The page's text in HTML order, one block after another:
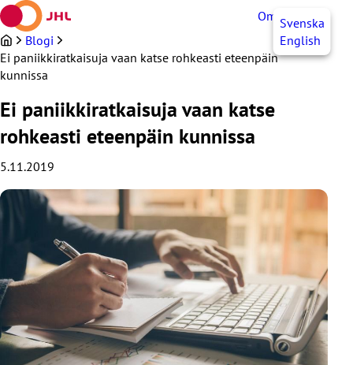
Siirry
sisältöön
OmaJHLSvenska
English
Blogi
Ei paniikkiratkaisuja vaan katse rohkeasti eteenpäin
kunnissa
Ei paniikkiratkaisuja vaan katse
rohkeasti eteenpäin kunnissa
5.11.2019